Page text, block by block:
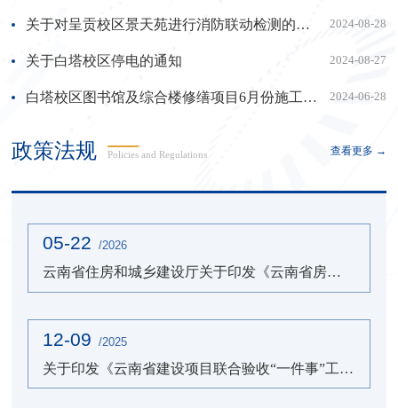
2024-08-28
关于对呈贡校区景天苑进行消防联动检测的通知
2024-08-27
关于白塔校区停电的通知
2024-06-28
白塔校区图书馆及综合楼修缮项目6月份施工进展
政策法规 Policies and Regulations 查看更多 →
05-22 /2026
云南省住房和城乡建设厅关于印发《云南省房屋建筑和市政基础设施工程勘察设计变更管理办法（试行）》的通知
12-09 /2025
关于印发《云南省建设项目联合验收“一件事”工作方案》的通知